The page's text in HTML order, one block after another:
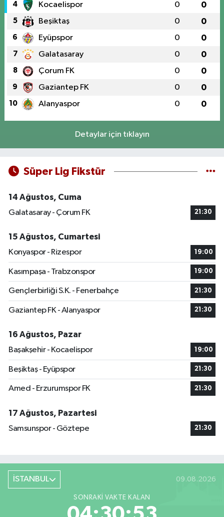
4 Kocaelispor 0 0
5 Beşiktaş 0 0
6 Eyüpspor 0 0
7 Galatasaray 0 0
8 Çorum FK 0 0
9 Gaziantep FK 0 0
10 Alanyaspor 0 0
Detaylar için tıklayın
Süper Lig Fikstür
14 Ağustos, Cuma
Galatasaray - Çorum FK
21:30
15 Ağustos, Cumartesi
Konyaspor - Rizespor
19:00
Kasımpaşa - Trabzonspor 19:00
Gençlerbirliği S.K. - Fenerbahçe 21:30
Gaziantep FK - Alanyaspor 21:30
16 Ağustos, Pazar
Başakşehir - Kocaelispor
19:00
Beşiktaş - Eyüpspor 21:30
Amed - Erzurumspor FK 21:30
17 Ağustos, Pazartesi
Samsunspor - Göztepe
21:30
İSTANBUL 09.08.2026
SONRAKI VAKTE KALAN